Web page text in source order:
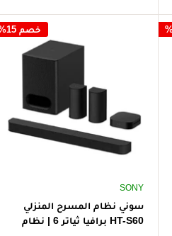
خصم 15%
SONY
سوني نظام المسرح المنزلي
HT-S60 برافيا ثياتر 6 | نظام